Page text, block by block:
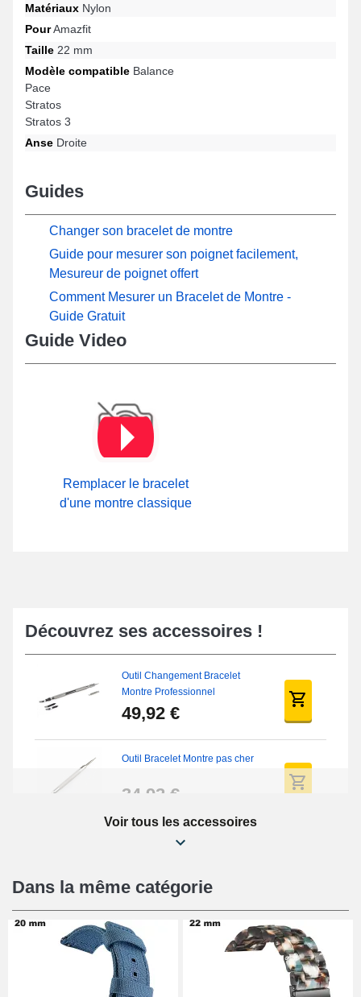
Matériaux Nylon
PourAmazfit
Taille 22 mm
Modèle compatible Balance
Pace
Stratos
Stratos 3
Anse Droite
Guides
Changer son bracelet de montre
Guide pour mesurer son poignet facilement,
Mesureur de poignet offert
Comment Mesurer un Bracelet de Montre -
Guide Gratuit
Guide Video
Remplacer le bracelet
d'une montre classique
Découvrez ses accessoires !
Outil Changement Bracelet
Montre Professionnel
49,92 €
Outil Bracelet Montre pas cher
34,92 €
Kit Réparation Montre Débutant
16,90 €
Pied à Coulisse Numérique
9,90 €
Voir tous les accessoires
Dans la même catégorie